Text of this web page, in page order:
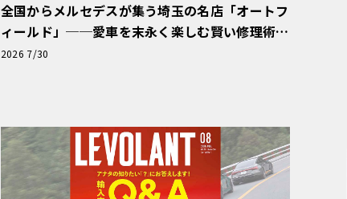
全国からメルセデスが集う埼玉の名店「オートフ
ィールド」──愛車を末永く楽しむ賢い修理術
と、プロがフックス製オイルを選ぶ理由〈PR〉
2026 7/30